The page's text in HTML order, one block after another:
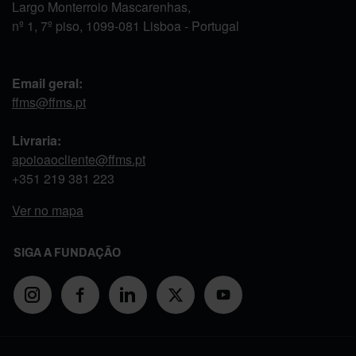
Largo Monterroio Mascarenhas,
nº 1, 7º piso, 1099-081 Lisboa - Portugal
Email geral:
ffms@ffms.pt
Livraria:
apoioaocliente@ffms.pt
+351 219 381 223
Ver no mapa
SIGA A FUNDAÇÃO